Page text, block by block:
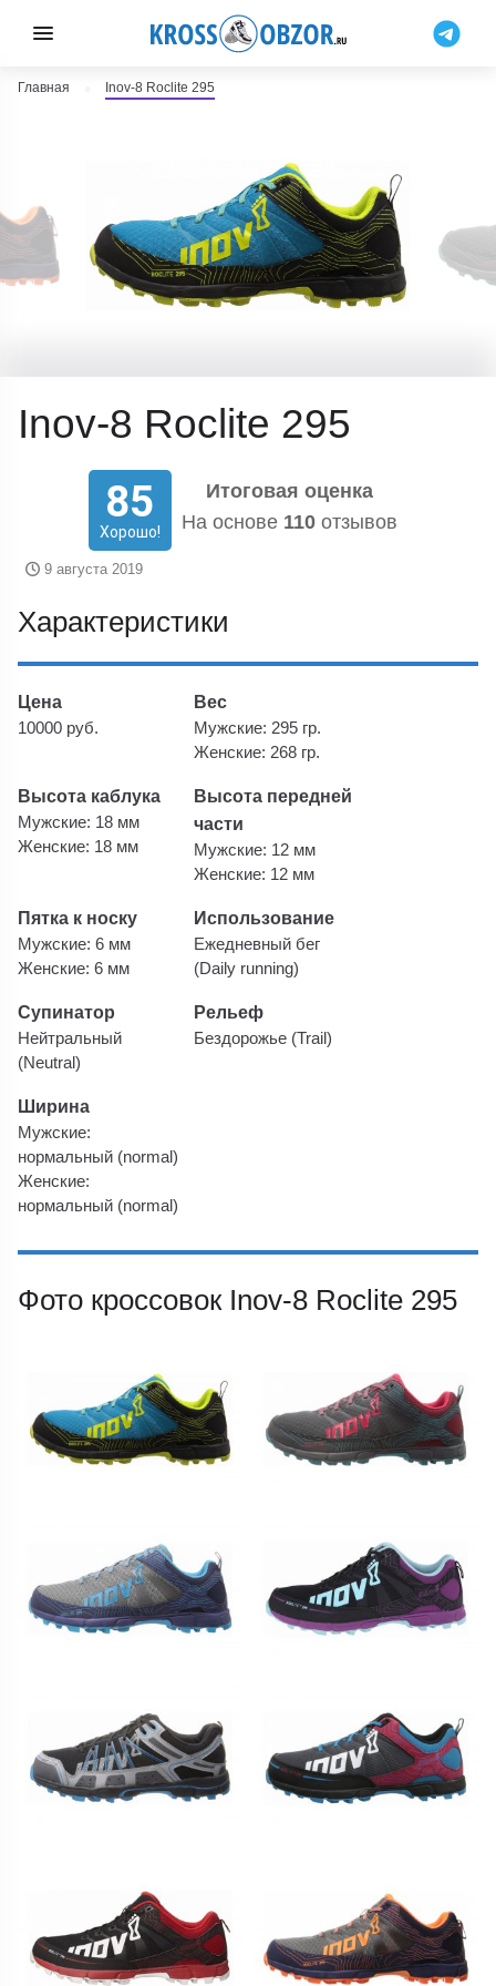
Главная Inov-8 Roclite 295
Inov-8 Roclite 295
85
Хорошо!
Итоговая оценка
На основе 110отзывов
9 августа 2019
Характеристики
Цена
10000 руб.
Вес
Мужские: 295 гр.
Женские: 268 гр.
Высота каблука
Мужские: 18 мм
Женские: 18 мм
Высота передней
части
Мужские: 12 мм
Женские: 12 мм
Пятка к носку
Мужские: 6 мм
Женские: 6 мм
Использование
Ежедневный бег
(Daily running)
Супинатор
Нейтральный
(Neutral)
Рельеф
Бездорожье (Trail)
Ширина
Мужские:
нормальный (normal)
Женские:
нормальный (normal)
Фото кроссовок Inov-8 Roclite 295